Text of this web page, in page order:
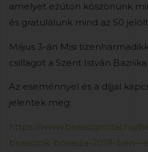
amelyet ezúton köszönünk
és gratulálunk mind az 50
Május 3-án Misi
csillagot a Szent István
Az eseménnyel és a díjjal
jelentek meg:
https://www.boraszportal.hu/
boraszok-borasza-2019-